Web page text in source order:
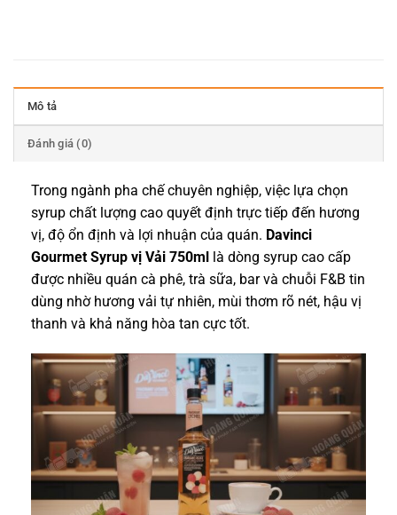
Mô tả
Đánh giá (0)
Trong ngành pha chế chuyên nghiệp, việc lựa chọn
syrup chất lượng cao quyết định trực tiếp đến hương
vị, độ ổn định và lợi nhuận của quán. Davinci
Gourmet Syrup vị Vải 750ml là dòng syrup cao cấp
được nhiều quán cà phê, trà sữa, bar và chuỗi F&B tin
dùng nhờ hương vải tự nhiên, mùi thơm rõ nét, hậu vị
thanh và khả năng hòa tan cực tốt.